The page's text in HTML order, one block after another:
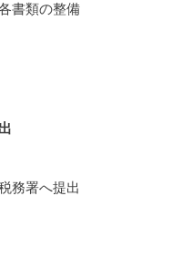
書類の整備
務署へ提出